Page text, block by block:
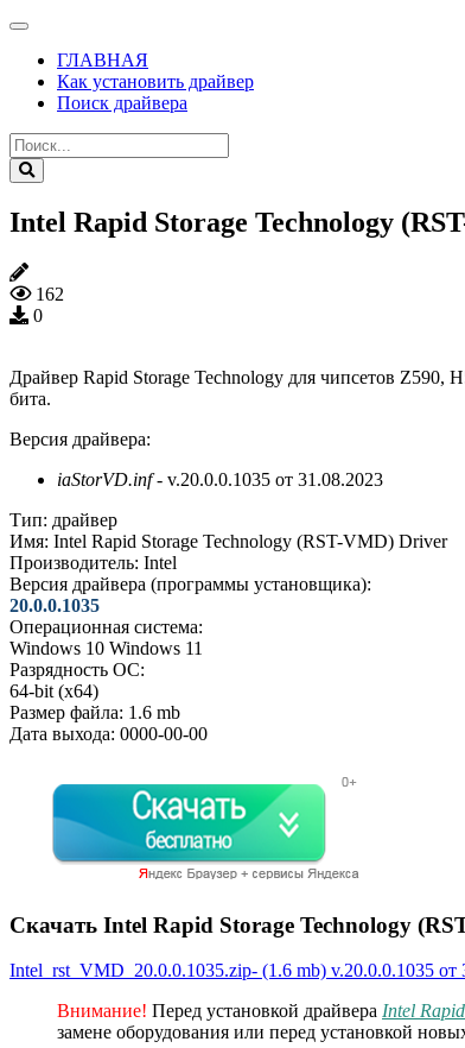
ГЛАВНАЯ
Как установить драйвер
Поиск драйвера
Intel Rapid Storage Technology
162
0
Драйвер Rapid Storage Technology для чипсетов Z590,
бита.
Версия драйвера:
iaStorVD.inf- v.20.0.0.1035 от 31.08.2023
Тип: драйвер
Имя: Intel Rapid Storage Technology (RST-VMD) Driver
Производитель: Intel
Версия драйвера (программы установщика):
20.0.0.1035
Операционная система:
Windows 10 Windows 11
Разрядность ОС:
64-bit (x64)
Размер файла: 1.6 mb
Дата выхода: 0000-00-00
Скачать Intel Rapid Storage Technology
Intel_rst_VMD_20.0.0.1035.zip- (1.6 mb) v.20.0.0.1035 от
Внимание! Перед установкой драйвера Intel
замене оборудования или перед установкой